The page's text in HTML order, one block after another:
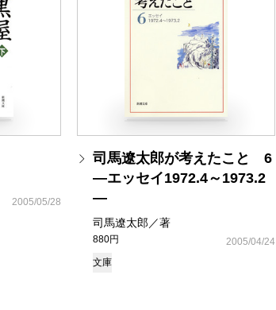
2005/05/28
司馬遼太郎が考えたこと 6
―エッセイ1972.4～1973.2
―
司馬遼太郎／著
880円
2005/04/24
文庫